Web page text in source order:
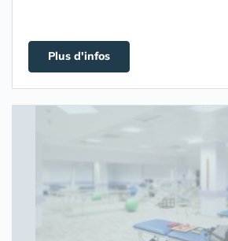
Plus d'infos